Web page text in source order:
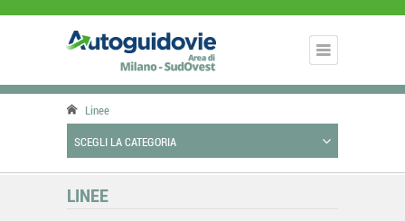
Linee
SCEGLI LA CATEGORIA
LINEE